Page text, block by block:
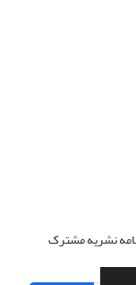
نشریه مشترک